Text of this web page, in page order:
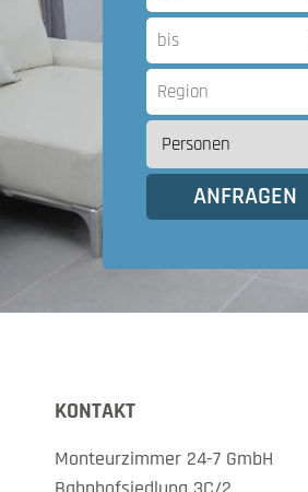
KONTAKT
Monteurzimmer 24-7 GmbH